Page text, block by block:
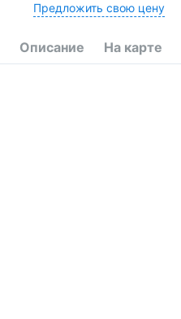
Предложить свою цену
Описание На карте